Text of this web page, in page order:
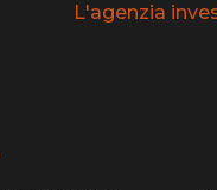
L'agenzia